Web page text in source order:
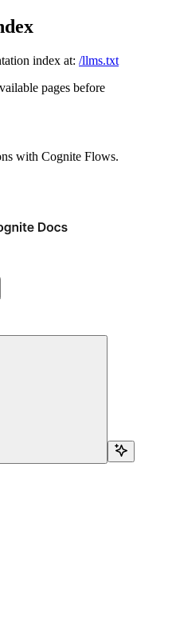
index at: /llms.txt
pages before
with Cognite Flows.